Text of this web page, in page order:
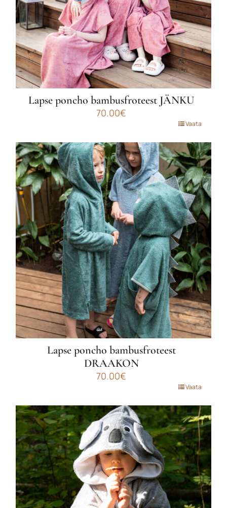
Lapse poncho bambusfroteest JÄNKU
70.00€
on
mitu
varianti.
Valikuid
saab
teha
tootelehel.
Vaata
Lapse poncho bambusfroteest
DRAAKON
70.00€
on
mitu
varianti.
Valikuid
saab
teha
tootelehel.
Vaata